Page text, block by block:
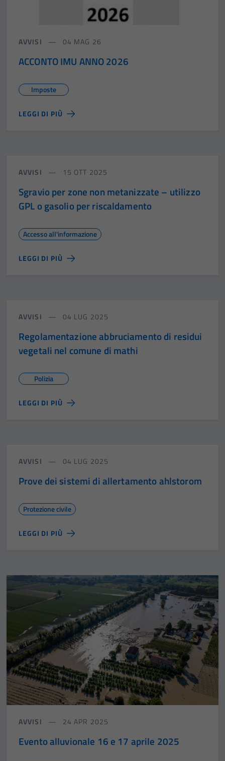
AVVISI 04 MAG 26
ACCONTO IMU ANNO 2026
Imposte
LEGGI DI PIÙ
AVVISI 15 OTT 2025
Sgravio per zone non metanizzate – utilizzo
GPL o gasolio per riscaldamento
Accesso all'informazione
LEGGI DI PIÙ
AVVISI 04 LUG 2025
Regolamentazione abbruciamento di residui
vegetali nel comune di mathi
Polizia
LEGGI DI PIÙ
AVVISI 04 LUG 2025
Prove dei sistemi di allertamento ahlstorom
Protezione civile
LEGGI DI PIÙ
AVVISI 24 APR 2025
Evento alluvionale 16 e 17 aprile 2025